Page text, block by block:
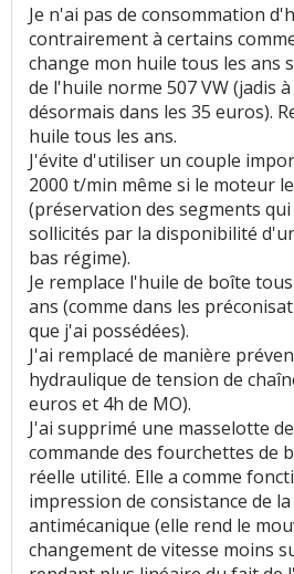
Je n'ai pas de consommation
contrairement à certains
change mon huile tous les ans
de l'huile norme 507 VW (jadis
désormais dans les 35 euros).
huile tous les ans.
J'évite d'utiliser un couple
2000 t/min même si le moteur
(préservation des segments
sollicités par la disponibilité
bas régime).
Je remplace l'huile de boîte
ans (comme dans les
que j'ai possédées).
J'ai remplacé de manière
hydraulique de tension de
euros et 4h de MO).
J'ai supprimé une masselotte
commande des fourchettes de
réelle utilité. Elle a comme
impression de consistance de
antimécanique (elle rend le
changement de vitesse moins